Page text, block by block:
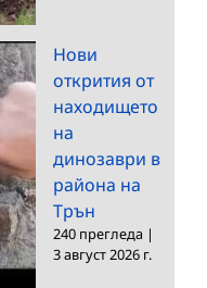
Нови
открития от
находището
на
динозаври в
района на
Трън
240 прегледа |
3 август 2026 г.